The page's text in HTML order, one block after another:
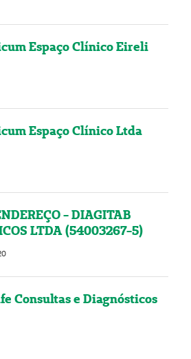
Espaço Clínico Eireli
Espaço Clínico Ltda
- DIAGITAB
LTDA (54003267-5)
Consultas e Diagnósticos